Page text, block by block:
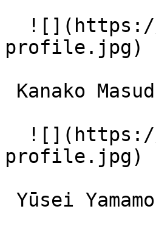
profile.jpg)
profile.jpg)